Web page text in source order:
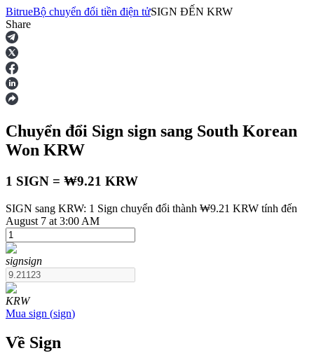
Hợp đồng tương lai
USDT Futures
BitrueBộ chuyển đổi tiền điện tửSIGN ĐẾN KRW
Share
Chuyển đổi Sign sign sang South Korean
Won KRW
1 SIGN = ₩9.21 KRW
SIGN sang KRW: 1 Sign chuyển đổi thành ₩9.21 KRW tính đến
August 7 at 3:00 AM
signsign
KRW
Mua sign (sign)
Về Sign